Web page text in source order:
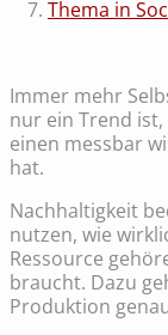
Thema in
Immer mehr
nur ein Trend
einen messbar
hat.
Nachhaltigkeit
nutzen, wie
Ressource
braucht. Dazu
Produktion